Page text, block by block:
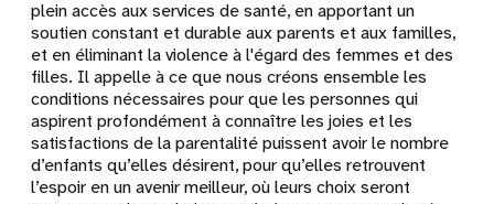
plein accès aux services de santé, en apportant un
soutien constant et durable aux parents et aux familles,
et en éliminant la violence à l'égard des femmes et des
filles. Il appelle à ce que nous créons ensemble les
conditions nécessaires pour que les personnes qui
aspirent profondément à connaître les joies et les
satisfactions de la parentalité puissent avoir le nombre
d’enfants qu’elles désirent, pour qu’elles retrouvent
l’espoir en un avenir meilleur, où leurs choix seront